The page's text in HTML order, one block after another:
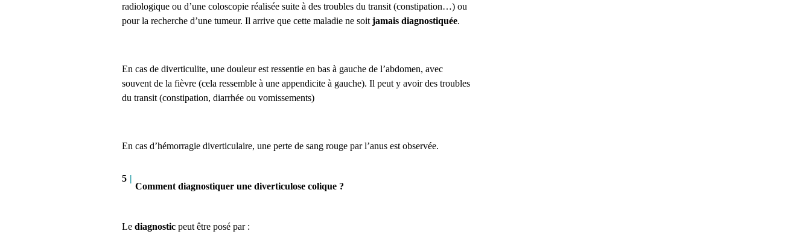
radiologique ou d’une coloscopie réalisée suite à des troubles du transit (constipation…) ou
pour la recherche d’une tumeur. Il arrive que cette maladie ne soit jamais diagnostiquée.
En cas de diverticulite, une douleur est ressentie en bas à gauche de l’abdomen, avec
souvent de la fièvre (cela ressemble à une appendicite à gauche). Il peut y avoir des troubles
du transit (constipation, diarrhée ou vomissements)
En cas d’hémorragie diverticulaire, une perte de sang rouge par l’anus est observée.
5 |
Comment diagnostiquer une diverticulose colique ?
Le diagnostic peut être posé par :